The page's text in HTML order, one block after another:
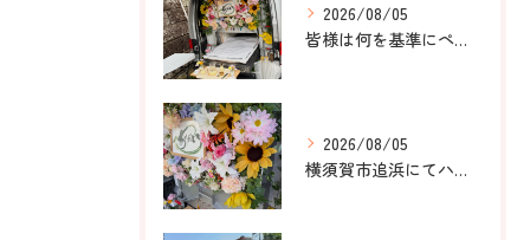
2026/08/05
皆様は何を基準にペット葬儀社を選びますか？
2026/08/05
横須賀市追浜にてハムスターのみかんちゃんのペット火葬のお手伝...